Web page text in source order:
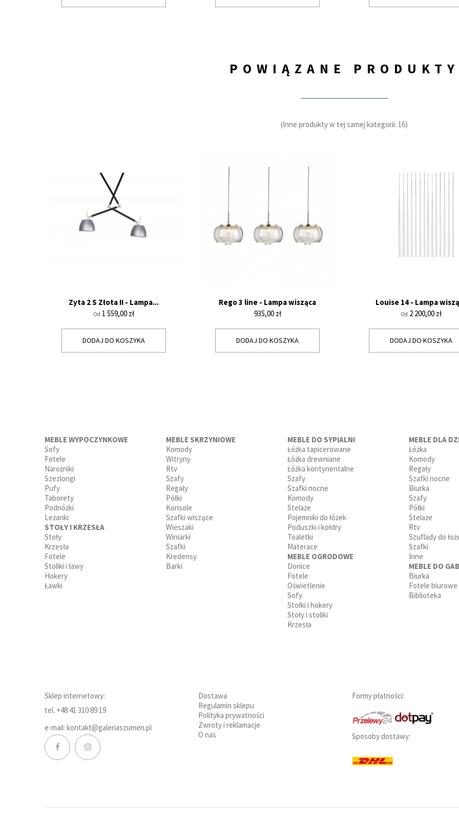
POWIĄZANE PRODUKTY
(Inne produkty w tej samej kategorii: 16)
Zyta 2 S Złota II - Lampa...
Od Cena
1 559,00 zł
DODAJ DO KOSZYKA
Rego 3 line - Lampa wisząca
Cena
935,00 zł
DODAJ DO KOSZYKA
Louise 14 - Lampa
Od Cena
2 200,00 zł
DODAJ DO KOSZYKA
MEBLE WYPOCZYNKOWE
Sofy
Fotele
Narożniki
Szezlongi
Pufy
Taborety
Podnóżki
Leżanki
STOŁY I KRZESŁA
Stoły
Krzesła
Fotele
Stoliki i ławy
Hokery
Ławki
MEBLE SKRZYNIOWE
Komody
Witryny
Rtv
Szafy
Regały
Półki
Konsole
Szafki wiszące
Wieszaki
Winiarki
Szafki
Kredensy
Barki
MEBLE DO SYPIALNI
Łóżka tapicerowane
Łóżka drewniane
Łóżka kontynentalne
Szafy
Szafki nocne
Komody
Stelaże
Pojemniki do łóżek
Poduszki i kołdry
Toaletki
Materace
MEBLE OGRODOWE
Donice
Fotele
Oświetlenie
Sofy
Stołki i hokery
Stoły i stoliki
Krzesła
MEBLE DLA
Łóżka
Komody
Regały
Szafki nocne
Biurka
Szafy
Półki
Stelaże
Rtv
Szuflady do
Szafki
Inne
MEBLE DO
Biurka
Fotele biurowe
Biblioteka
Sklep internetowy:
tel. +48 41 310 89 19
e-mail: kontakt@galeriaszumen.pl
Dostawa
Regulamin sklepu
Polityka prywatności
Zwroty i reklamacje
O nas
Formy płatności:
Sposoby dostawy: